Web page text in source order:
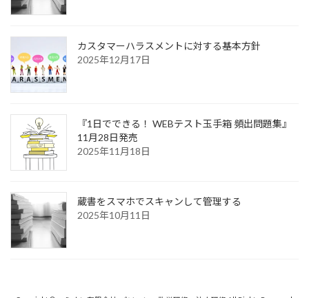
カスタマーハラスメントに対する基本方針
2025年12月17日
『1日でできる！ WEBテスト玉手箱 頻出問題集』
11月28日発売
2025年11月18日
蔵書をスマホでスキャンして管理する
2025年10月11日